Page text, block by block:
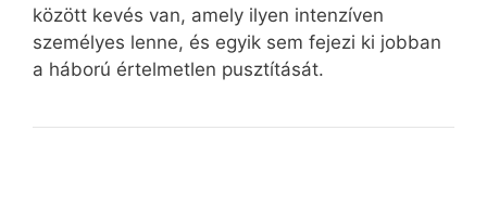
között kevés van, amely ilyen intenzíven
személyes lenne, és egyik sem fejezi ki jobban
a háború értelmetlen pusztítását.